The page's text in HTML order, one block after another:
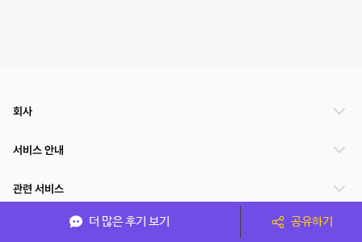
더 많은 후기 보기 공유하기
회사
서비스 안내
관련 서비스